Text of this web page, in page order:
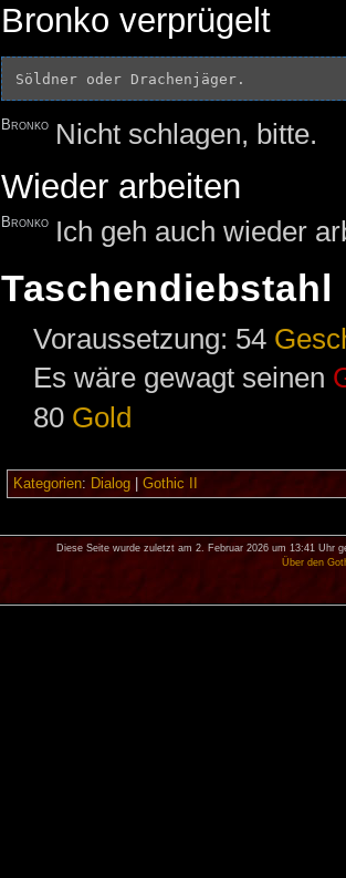
Bronko verprügelt
Bronko Nicht schlagen, bitte.
Wieder arbeiten
Bronko Ich geh auch wieder
Taschendiebstahl
Voraussetzung: 54
Es wäre gewagt seinen
80 Gold
Kategorien: Dialog| Gothic II
Diese Seite wurde zuletzt am 2. Februar 2026 um 13:41 Uhr
Über den